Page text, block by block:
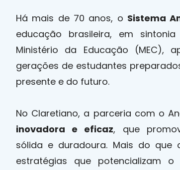
​​Há mais de 70 anos, o Sistema
educação brasileira, em
Ministério da Educação (MEC),
gerações de estudantes
presente e do futuro.
No Claretiano, a parceria com o
inovadora e eficaz, que
sólida e duradoura. Mais do que
estratégias que potencializam o